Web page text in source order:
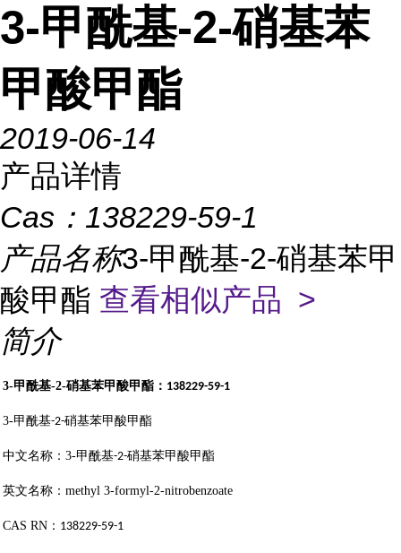
3-甲酰基-2-硝基苯
甲酸甲酯
2019-06-14
产品详情
Cas： 138229-59-1
产品名称3-甲酰基-2-硝基苯甲
酸甲酯 查看相似产品 >
简介
3-甲酰基-2-硝基苯甲酸甲酯： 138229-59-1
3-甲酰基-2-硝基苯甲酸甲酯
中文名称： 3-甲酰基-2-硝基苯甲酸甲酯
英文名称： methyl 3-formyl-2-nitrobenzoate
CAS RN ： 138229-59-1